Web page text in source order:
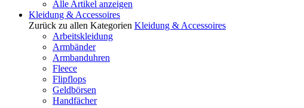
Alle Artikel anzeigen
Kleidung & Accessoires
Zurück zu allen Kategorien Kleidung & Accessoires
Arbeitskleidung
Armbänder
Armbanduhren
Fleece
Flipflops
Geldbörsen
Handfächer